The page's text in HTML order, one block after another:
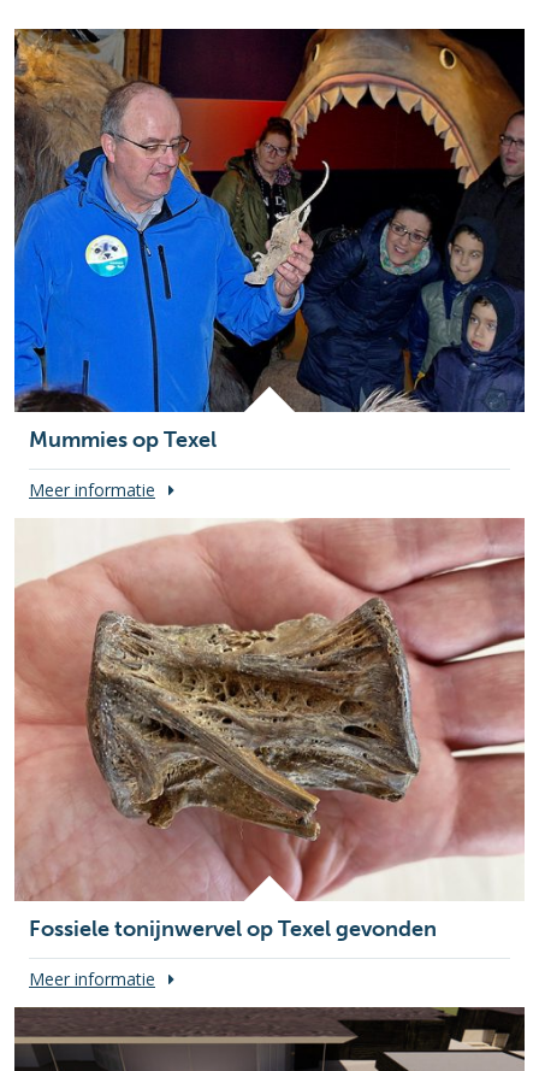
Mummies op Texel
Meer informatie
Fossiele tonijnwervel op Texel gevonden
Meer informatie